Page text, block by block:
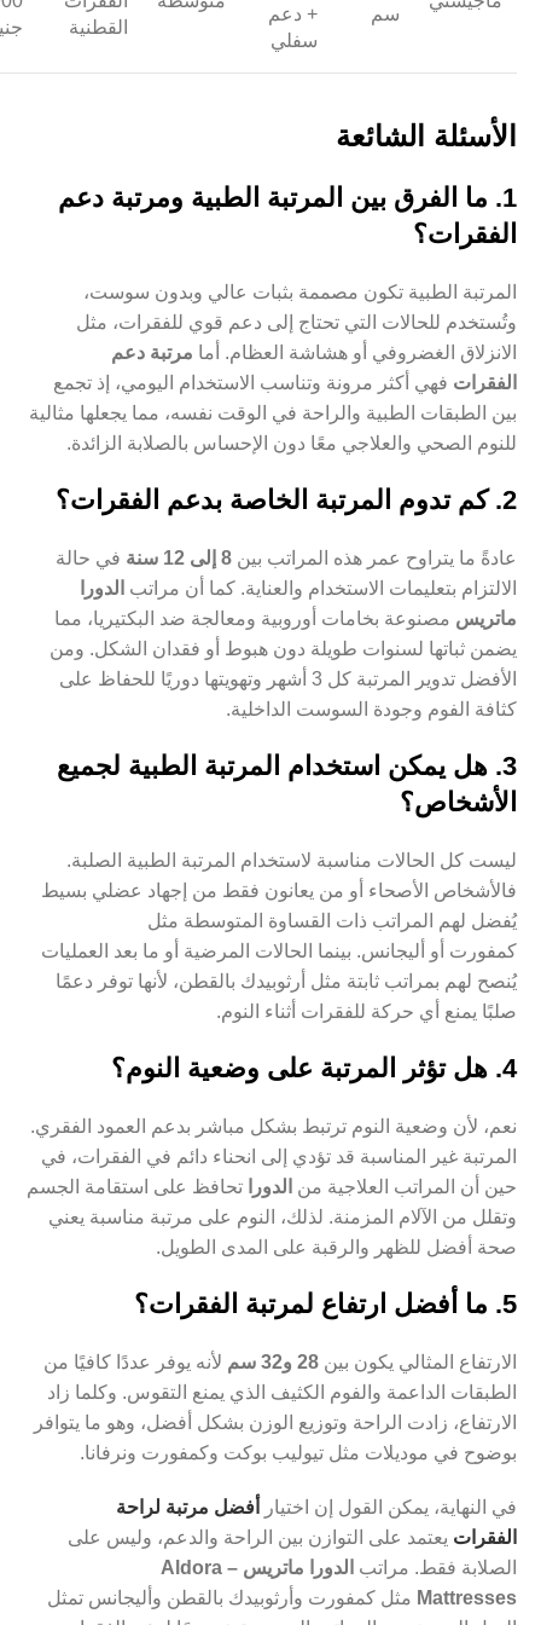
سم
+ دعم
سفلي
القطنية
الأسئلة الشائعة
1. ما الفرق بين المرتبة الطبية ومرتبة دعم
الفقرات؟
المرتبة الطبية تكون مصممة بثبات عالي وبدون سوست،
وتُستخدم للحالات التي تحتاج إلى دعم قوي للفقرات، مثل
الانزلاق الغضروفي أو هشاشة العظام. أما مرتبة دعم
الفقرات فهي أكثر مرونة وتناسب الاستخدام اليومي، إذ تجمع
بين الطبقات الطبية والراحة في الوقت نفسه، مما يجعلها مثالية
للنوم الصحي والعلاجي معًا دون الإحساس بالصلابة الزائدة.
2. كم تدوم المرتبة الخاصة بدعم الفقرات؟
عادةً ما يتراوح عمر هذه المراتب بين 8 إلى 12 سنة
في حالة
الالتزام بتعليمات الاستخدام والعناية. كما أن مراتب الدورا
ماتريس مصنوعة بخامات أوروبية ومعالجة ضد البكتيريا، مما
يضمن ثباتها لسنوات طويلة دون هبوط أو فقدان الشكل. ومن
الأفضل تدوير المرتبة كل 3 أشهر وتهويتها دوريًا للحفاظ على
كثافة الفوم وجودة السوست الداخلية.
3. هل يمكن استخدام المرتبة الطبية لجميع
الأشخاص؟
ليست كل الحالات مناسبة لاستخدام المرتبة الطبية الصلبة.
فالأشخاص الأصحاء أو من يعانون فقط من إجهاد عضلي بسيط
يُفضل لهم المراتب ذات القساوة المتوسطة مثل
كمفورت أو أليجانس. بينما الحالات المرضية أو ما بعد العمليات
يُنصح لهم بمراتب ثابتة مثل أرثوبيدك بالقطن، لأنها توفر دعمًا
صلبًا يمنع أي حركة للفقرات أثناء النوم.
4. هل تؤثر المرتبة على وضعية النوم؟
نعم، لأن وضعية النوم ترتبط بشكل مباشر بدعم العمود الفقري.
المرتبة غير المناسبة قد تؤدي إلى انحناء دائم في الفقرات، في
حين أن المراتب العلاجية من الدورا
تحافظ على استقامة الجسم
وتقلل من الآلام المزمنة. لذلك، النوم على مرتبة مناسبة يعني
صحة أفضل للظهر والرقبة على المدى الطويل.
5. ما أفضل ارتفاع لمرتبة الفقرات؟
الارتفاع المثالي يكون بين 28 و32 سم
لأنه يوفر عددًا كافيًا من
الطبقات الداعمة والفوم الكثيف الذي يمنع التقوس. وكلما زاد
الارتفاع، زادت الراحة وتوزيع الوزن بشكل أفضل، وهو ما يتوافر
بوضوح في موديلات مثل تيوليب بوكت وكمفورت ونرفانا.
في النهاية، يمكن القول إن اختيار
أفضل مرتبة لراحة
الفقرات يعتمد على التوازن بين الراحة والدعم، وليس على
الصلابة فقط. مراتب
الدورا ماتريس – Aldora
Mattresses مثل كمفورت و أرثوبيدك بالقطن و أليجانس تمثل